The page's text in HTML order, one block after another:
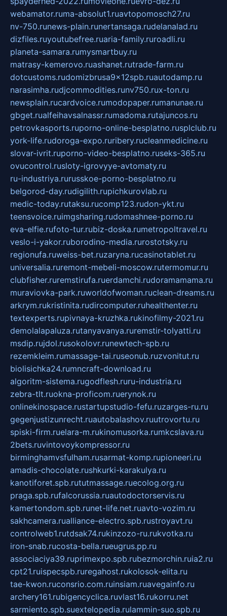
webamator.ruma-absolut1.ruavtopomosch27.ru
nv-750.runews-plain.runertansaga.rudelanalad.ru
dizfiles.ruyoutubefree.ruaria-family.ruroadli.ru
planeta-samara.rumysmartbuy.ru
matrasy-kemerovo.ruashanet.rutrade-farm.ru
dotcustoms.rudomizbrusa9x12spb.ruautodamp.ru
narasimha.rudjcommodities.runv750.rux-ton.ru
newsplain.rucardvoice.rumodopaper.rumanunae.ru
gbget.rualfeihavsalnassr.rumadoma.rutajuncos.ru
petrovkasports.ruporno-online-besplatno.rusplclub.ru
york-life.rudoroga-expo.ruribery.rucleanmedicine.ru
slovar-ivrit.ruporno-video-besplatno.ruseks-365.ru
ovucontrol.rusloty-igrovyye-avtomaty.ru
ru-industriya.rurusskoe-porno-besplatno.ru
belgorod-day.rudigilith.rupichkurovlab.ru
medic-today.rutaksu.rucomp123.rudon-ykt.ru
teensvoice.ruimgsharing.rudomashnee-porno.ru
eva-elfie.rufoto-tur.rubiz-doska.rumetropoltravel.ru
veslo-i-yakor.ruborodino-media.rurostotsky.ru
regionufa.ruweiss-bet.ruzaryna.rucasinotablet.ru
universalia.ruremont-mebeli-moscow.rutermomur.ru
clubfisher.ruremstirufa.ruerdamchi.rudoramamama.ru
muraviovka-park.ruworldofwoman.ruclean-dreams.ru
arkrym.rukristinita.rudircomputer.ruhealthenter.ru
textexperts.rupivnaya-kruzhka.rukinofilmy-2021.ru
demolalapaluza.rutanyavanya.ruremstir-tolyatti.ru
msdip.rujdol.rusokolovr.runewtech-spb.ru
rezemkleim.rumassage-tai.ruseonub.ruzvonitut.ru
biolisichka24.rumncraft-download.ru
algoritm-sistema.rugodflesh.ruru-industria.ru
zebra-tlt.ruokna-proficom.ruerynok.ru
onlinekinospace.rustartupstudio-fefu.ruzarges-ru.ru
gegenjustizunrecht.ruautobalashov.ruutrovortu.ru
spiski-firm.ruelara-m.rukinomusorka.rumkcslava.ru
2bets.ruvintovoykompressor.ru
birminghamvsfulham.rusarmat-komp.rupioneeri.ru
amadis-chocolate.rushkurki-karakulya.ru
kanotiforet.spb.rututmassage.ruecolog.org.ru
praga.spb.rufalcorussia.ruautodoctorservis.ru
kamertondom.spb.runet-life.net.ruavto-vozim.ru
sakhcamera.rualliance-electro.spb.rustroyavt.ru
controlweb1.rutdsak74.rukinzozo-ru.rukvotka.ru
iron-snab.rucosta-bella.rueugrus.pp.ru
associaciya39.ruprimexpo.spb.rubezmorchin.ruia2.ru
cpt21.ruispecspb.ruregahost.rukolosok-elita.ru
tae-kwon.ruconsrio.com.ruinsiam.ruavegainfo.ru
archery161.rubigencyclica.ruvlast16.rukorru.net
sarmiento.spb.suextelopedia.rulammin-suo.spb.ru